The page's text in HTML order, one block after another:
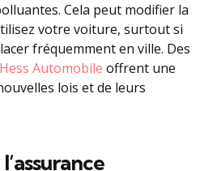
Cela peut modifier la
votre voiture, surtout si
fréquemment en ville. Des
Hess Automobile offrent une
lois et de leurs